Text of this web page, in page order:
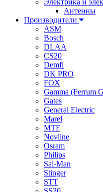
Электрика и
Антенны
Производители
ASM
Bosch
DLAA
CS20
Demfi
DK PRO
FOX
Gamma (Ferrum
Gates
General Electric
Marel
MTF
Novline
Osram
Philips
Sal-Man
Stinger
STT